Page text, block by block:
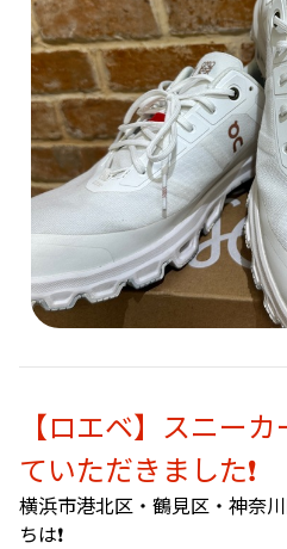
【ロエベ】スニー
ていただきました❗️
横浜市港北区・鶴見区・神奈
ちは❗️